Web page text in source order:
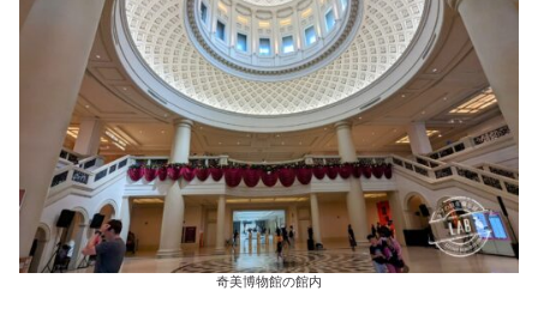
奇美博物館の館内